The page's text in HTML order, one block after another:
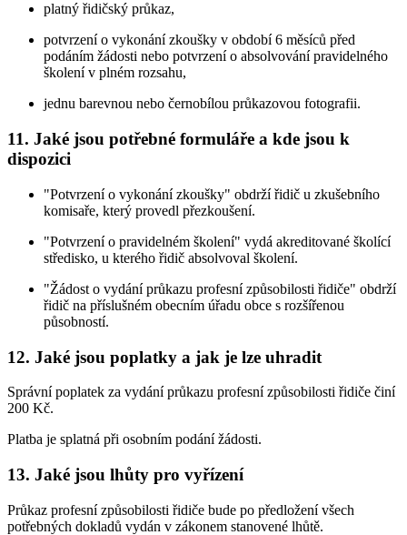
platný řidičský průkaz,
potvrzení o vykonání zkoušky v období 6 měsíců před
podáním žádosti nebo potvrzení o absolvování pravidelného
školení v plném rozsahu,
jednu barevnou nebo černobílou průkazovou fotografii.
11. Jaké jsou potřebné formuláře a kde jsou k
dispozici
"Potvrzení o vykonání zkoušky" obdrží řidič u zkušebního
komisaře, který provedl přezkoušení.
"Potvrzení o pravidelném školení" vydá akreditované školící
středisko, u kterého řidič absolvoval školení.
"Žádost o vydání průkazu profesní způsobilosti řidiče" obdrží
řidič na příslušném obecním úřadu obce s rozšířenou
působností.
12. Jaké jsou poplatky a jak je lze uhradit
Správní poplatek za vydání průkazu profesní způsobilosti řidiče činí
200 Kč.
Platba je splatná při osobním podání žádosti.
13. Jaké jsou lhůty pro vyřízení
Průkaz profesní způsobilosti řidiče bude po předložení všech
potřebných dokladů vydán v zákonem stanovené lhůtě.